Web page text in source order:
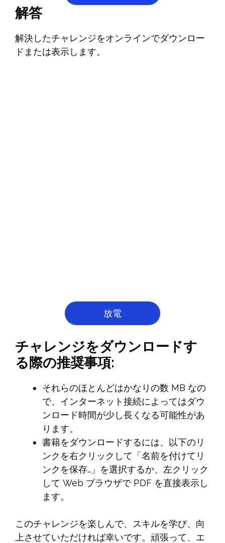
解答
解決したチャレンジをオンラインでダウンロー
ドまたは表示します。
放電
チャレンジをダウンロードす
る際の推奨事項:
それらのほとんどはかなりの数 MB なの
で、インターネット接続によってはダウ
ンロード時間が少し長くなる可能性があ
ります。
書籍をダウンロードするには、以下のリ
ンクを右クリックして「名前を付けてリ
ンクを保存…」を選択するか、左クリック
して Web ブラウザで PDF を直接表示し
ます。
このチャレンジを楽しんで、スキルを学び、向
上させていただければ幸いです。頑張って、エ